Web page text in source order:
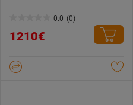
0.0 (0)
von
Sternen.
1210€